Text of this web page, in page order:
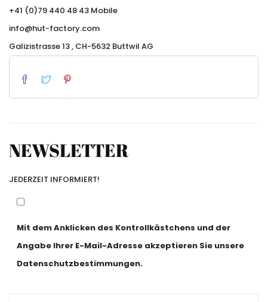
+41 (0)79 440 48 43 Mobile
info@hut-factory.com
Galizistrasse 13 , CH-5632 Buttwil AG
NEWSLETTER
JEDERZEIT INFORMIERT!
Mit dem Anklicken des Kontrollkästchens und der
Angabe Ihrer E-Mail-Adresse akzeptieren Sie unsere
Datenschutzbestimmungen.